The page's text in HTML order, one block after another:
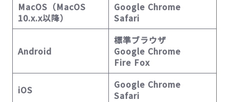
MacOS（MacOS
10.x.x以降）
Google Chrome
Safari
Android
標準ブラウザ
Google Chrome
Fire Fox
iOS
Google Chrome
Safari